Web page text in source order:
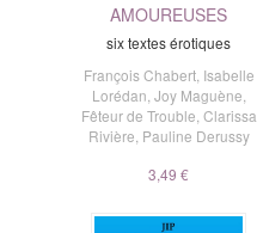
AMOUREUSES
six textes érotiques
François Chabert, Isabelle
Lorédan,Joy Maguène,
Fêteur de Trouble,Clarissa
Rivière, Pauline Derussy
3,49 €